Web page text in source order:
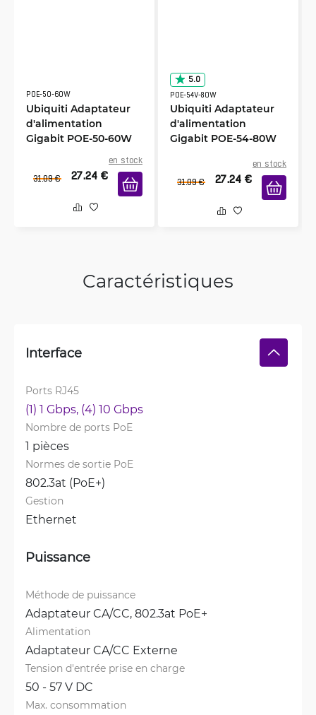
POE-50-60W
Ubiquiti Adaptateur
d'alimentation
Gigabit POE-50-60W
en stock
31.09 € 27.24 €
5.0
POE-54V-80W
Ubiquiti Adaptateur
d'alimentation
Gigabit POE-54-80W
en stock
31.09 € 27.24 €
Caractéristiques
Interface
Ports RJ45
(1) 1 Gbps, (4) 10 Gbps
Nombre de ports PoE
1 pièces
Normes de sortie PoE
802.3at (PoE+)
Gestion
Ethernet
Puissance
Méthode de puissance
Adaptateur CA/CC, 802.3at PoE+
Alimentation
Adaptateur CA/CC Externe
Tension d'entrée prise en charge
50 - 57 V DC
Max. consommation